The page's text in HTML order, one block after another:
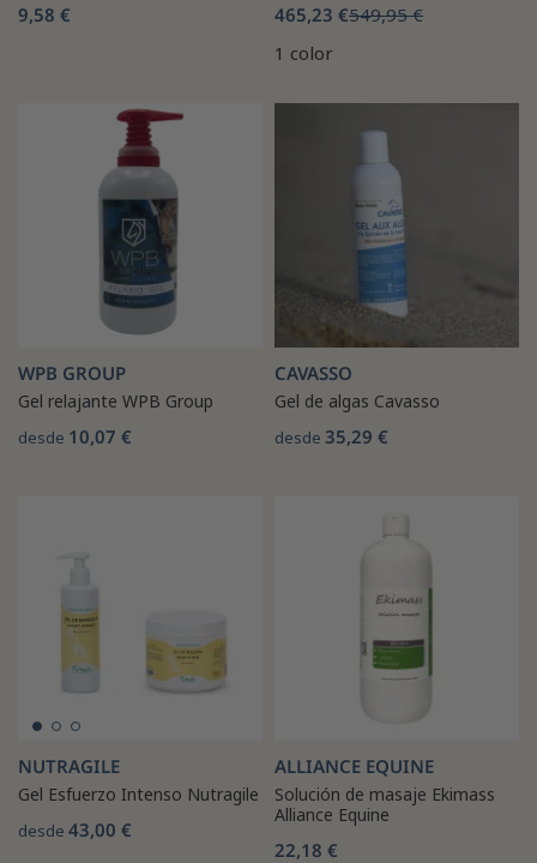
9,58 € 465,23 €549,95 €
1 color
WPB GROUP
Gel relajante WPB Group
desde 10,07 €
CAVASSO
Gel de algas Cavasso
desde 35,29 €
NUTRAGILE
Gel Esfuerzo Intenso Nutragile
desde 43,00 €
ALLIANCE EQUINE
Solución de masaje Ekimass
Alliance Equine
22,18 €